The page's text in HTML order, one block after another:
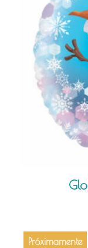
Próximamente